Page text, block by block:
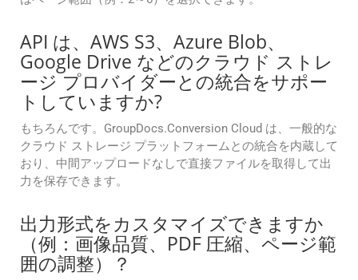
API は、AWS S3、Azure Blob、
Google Drive などのクラウド ストレ
ージ プロバイダーとの統合をサポー
トしていますか?
もちろんです。GroupDocs.Conversion Cloud は、一般的な
クラウド ストレージ プラットフォームとの統合を内蔵して
おり、中間アップロードなしで直接ファイルを取得して出
力を保存できます。
出力形式をカスタマイズできますか
（例：画像品質、PDF 圧縮、ページ範
囲の調整）？